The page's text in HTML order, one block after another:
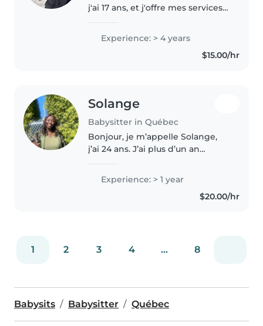
j'ai 17 ans, et j'offre mes services
de Quebec et les environs. J'ai
de l'expérience avec des enfants
Experience: > 4 years
$15.00/hr
Solange
Babysitter in Québec
Bonjour, je m’appelle Solange,
j’ai 24 ans. J’ai plus d’un an
d’enfants, des tout-petits
jusqu’aux adolescents. Je parle
Experience: > 1 year
$20.00/hr
1 2 3 4 ... 8
Babysits Babysitter Québec